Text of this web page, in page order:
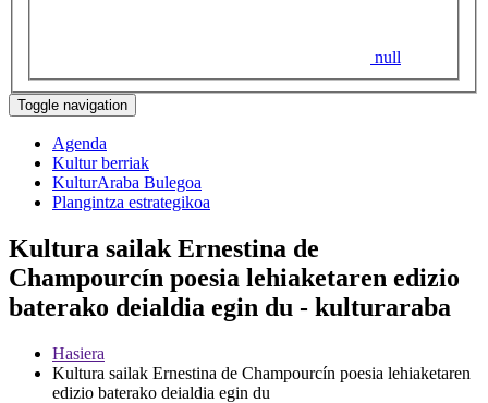
null
Toggle navigation
Agenda
Kultur berriak
KulturAraba Bulegoa
Plangintza estrategikoa
Kultura sailak Ernestina de
Champourcín poesia lehiaketaren edizio
baterako deialdia egin du - kulturaraba
Hasiera
Kultura sailak Ernestina de Champourcín poesia lehiaketaren
edizio baterako deialdia egin du